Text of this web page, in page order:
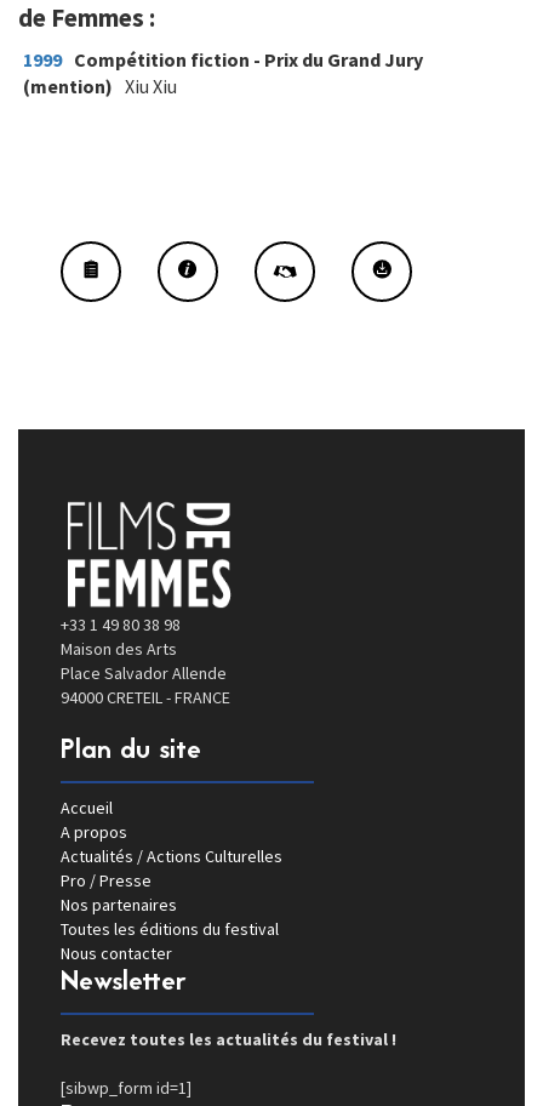
de Femmes :
1999 Compétition fiction - Prix du Grand Jury
(mention) Xiu Xiu
+33 1 49 80 38 98
Maison des Arts
Place Salvador Allende
94000 CRETEIL - FRANCE
Plan du site
Accueil
A propos
Actualités / Actions Culturelles
Pro / Presse
Nos partenaires
Toutes les éditions du festival
Nous contacter
Newsletter
Recevez toutes les actualités du festival !
[sibwp_form id=1]